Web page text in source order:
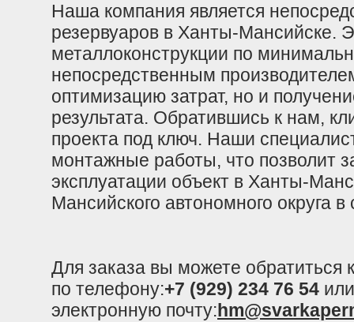
Наша компания является
резервуаров в Ханты-Мансийске.
металлоконструкции по
непосредственным
оптимизацию затрат, но и
результата. Обратившись к нам,
проекта под ключ. Наши
монтажные работы, что позволит
эксплуатации объект в Ханты-
Мансийского автономного округа
Для заказа вы можете
по телефону:+7 (929) 234 76 54
электронную почту: